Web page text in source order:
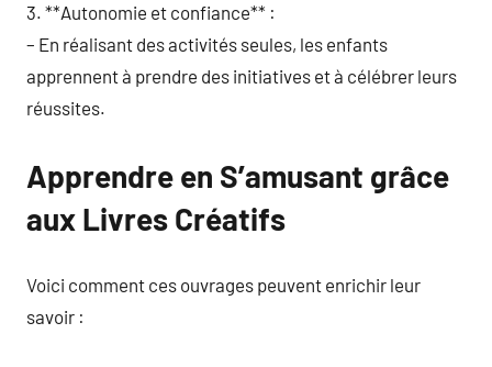
3. **Autonomie et confiance** :
– En réalisant des activités seules, les enfants
apprennent à prendre des initiatives et à célébrer leurs
réussites.
Apprendre en S’amusant grâce
aux Livres Créatifs
Voici comment ces ouvrages peuvent enrichir leur
savoir :